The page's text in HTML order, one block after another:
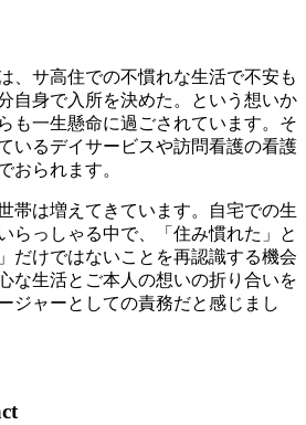
、サ高住での不慣れな生活で不安も
自身で入所を決めた。という想いか
も一生懸命に過ごされています。そ
いるデイサービスや訪問看護の看護
おられます。
帯は増えてきています。自宅での生
らっしゃる中で、「住み慣れた」と
だけではないことを再認識する機会
な生活とご本人の想いの折り合いを
ジャーとしての責務だと感じまし